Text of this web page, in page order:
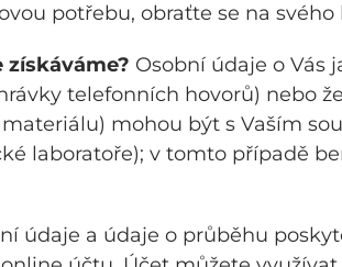
potřebu, obraťte se na svého
získáváme? Osobní údaje o Vás
telefonních hovorů) nebo
mohou být s Vaším
laboratoře); v tomto případě
údaje a údaje o průběhu